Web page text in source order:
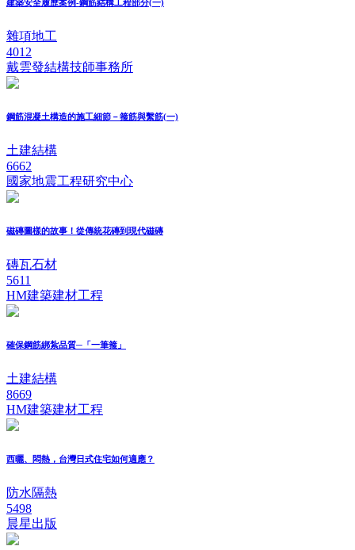
建築安全履歷案例-鋼筋結構工程部分(一)
雜項地工
4012
戴雲發結構技師事務所
鋼筋混凝土構造的施工細節－箍筋與繫筋(一)
土建結構
6662
國家地震工程研究中心
磁磚圖樣的故事！從傳統花磚到現代磁磚
磚瓦石材
5611
HM建築建材工程
確保鋼筋綁紮品質─「一筆箍」
土建結構
8669
HM建築建材工程
西曬、悶熱，台灣日式住宅如何適應？
防水隔熱
5498
晨星出版